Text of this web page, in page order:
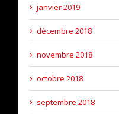
janvier 2019
décembre 2018
novembre 2018
octobre 2018
septembre 2018